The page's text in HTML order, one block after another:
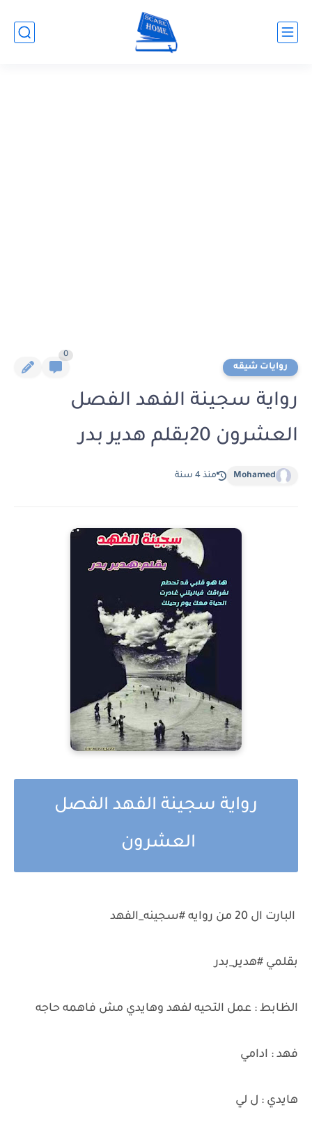
روايات شيقه
0
رواية سجينة الفهد الفصل
العشرون 20بقلم هدير بدر
Mohamed منذ 4 سنة
رواية سجينة الفهد الفصل
العشرون
البارت ال 20 من روايه #سجينه_الفهد
بقلمي #هدير_بدر
الظابط : عمل التحيه لفهد وهايدي مش فاهمه حاجه
فهد : ادامي
هايدي : ل لي